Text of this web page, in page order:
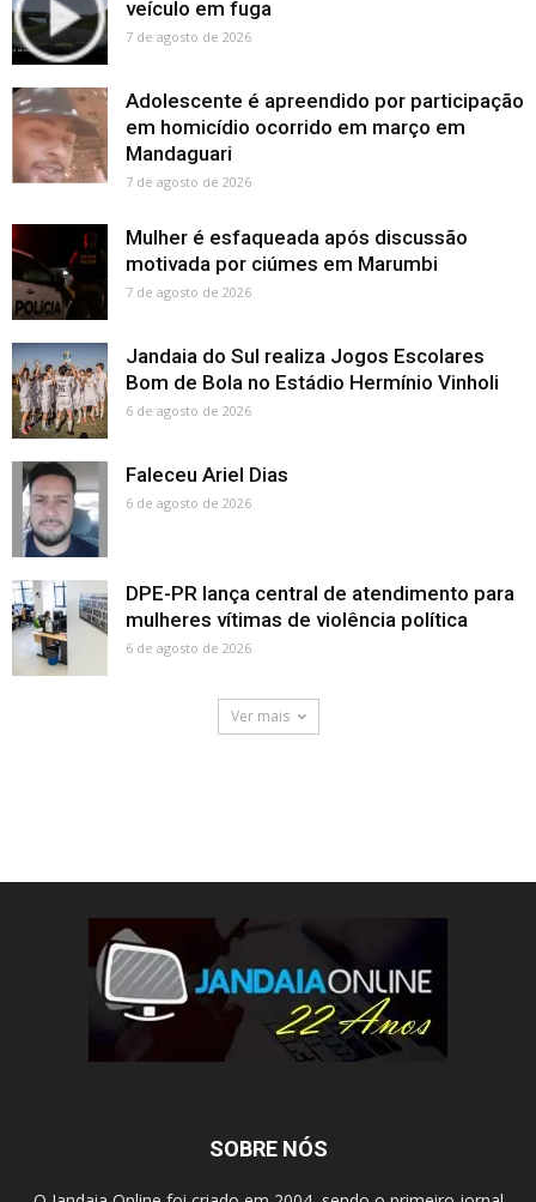
veículo em fuga
7 de agosto de 2026
Adolescente é apreendido por participação
em homicídio ocorrido em março em
Mandaguari
7 de agosto de 2026
Mulher é esfaqueada após discussão
motivada por ciúmes em Marumbi
7 de agosto de 2026
Jandaia do Sul realiza Jogos Escolares
Bom de Bola no Estádio Hermínio Vinholi
6 de agosto de 2026
Faleceu Ariel Dias
6 de agosto de 2026
DPE-PR lança central de atendimento para
mulheres vítimas de violência política
6 de agosto de 2026
Ver mais
SOBRE NÓS